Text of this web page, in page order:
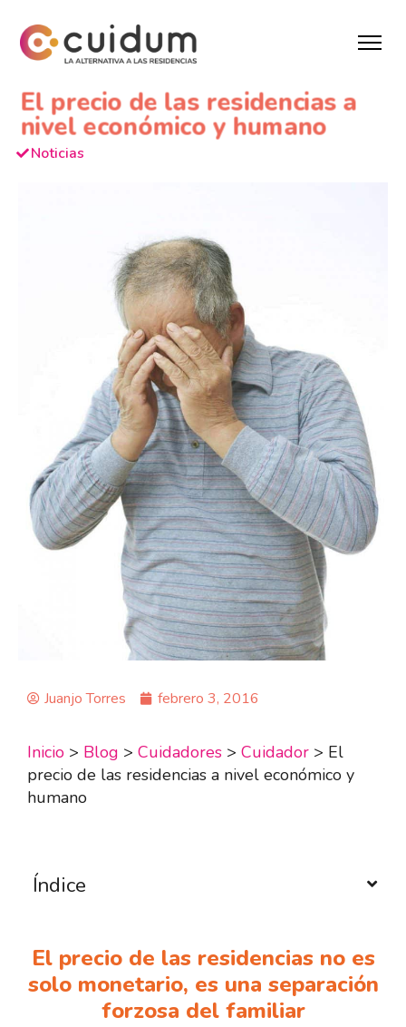
El precio de las residencias a
nivel económico y humano
Noticias
Juanjo Torres febrero 3, 2016
Inicio > Blog > Cuidadores > Cuidador > El
precio de las residencias a nivel económico y
humano
Índice
El precio de las residencias no es
solo monetario, es una separación
forzosa del familiar